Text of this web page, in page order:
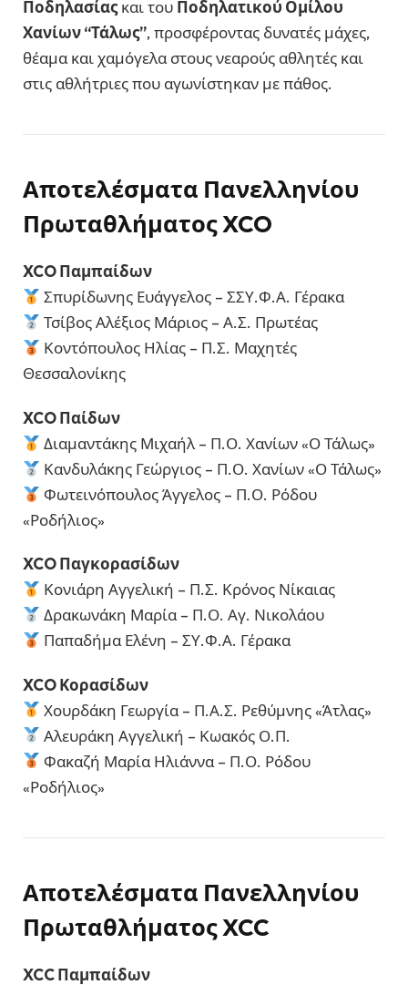
Ποδηλασίαςκαι του Ποδηλατικού Ομίλου
Χανίων “Τάλως”, προσφέροντας δυνατές μάχες,
θέαμα και χαμόγελα στους νεαρούς αθλητές και
στις αθλήτριες που αγωνίστηκαν με πάθος.
Αποτελέσματα Πανελληνίου
Πρωταθλήματος XCO
XCO Παμπαίδων
Σπυρίδωνης Ευάγγελος – ΣΣΥ.Φ.Α. Γέρακα
Τσίβος Αλέξιος Μάριος – Α.Σ. Πρωτέας
Κοντόπουλος Ηλίας – Π.Σ. Μαχητές
Θεσσαλονίκης
XCO Παίδων
Διαμαντάκης Μιχαήλ – Π.Ο. Χανίων «Ο Τάλως»
Κανδυλάκης Γεώργιος – Π.Ο. Χανίων «Ο Τάλως»
Φωτεινόπουλος Άγγελος – Π.Ο. Ρόδου
«Ροδήλιος»
XCO Παγκορασίδων
Κονιάρη Αγγελική – Π.Σ. Κρόνος Νίκαιας
Δρακωνάκη Μαρία – Π.Ο. Αγ. Νικολάου
Παπαδήμα Ελένη – ΣΥ.Φ.Α. Γέρακα
XCO Κορασίδων
Χουρδάκη Γεωργία – Π.Α.Σ. Ρεθύμνης «Άτλας»
Αλευράκη Αγγελική – Κωακός Ο.Π.
Φακαζή Μαρία Ηλιάννα – Π.Ο. Ρόδου
«Ροδήλιος»
Αποτελέσματα Πανελληνίου
Πρωταθλήματος XCC
XCC Παμπαίδων